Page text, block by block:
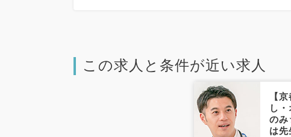
この求人と条件が近い求人
【
し
の
は先